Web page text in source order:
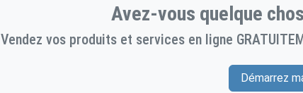
Avez-vous quelque
Vendez vos produits et services en ligne
Démarrez